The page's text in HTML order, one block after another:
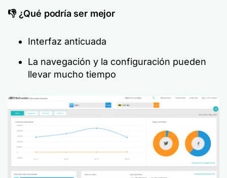
👎 ¿Qué podría ser mejor
Interfaz anticuada
La navegación y la configuración pueden
llevar mucho tiempo